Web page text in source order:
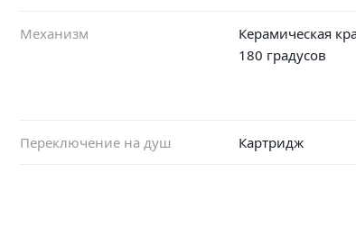
Механизм
Керамическая
180 градусов
Переключение на душ Картридж